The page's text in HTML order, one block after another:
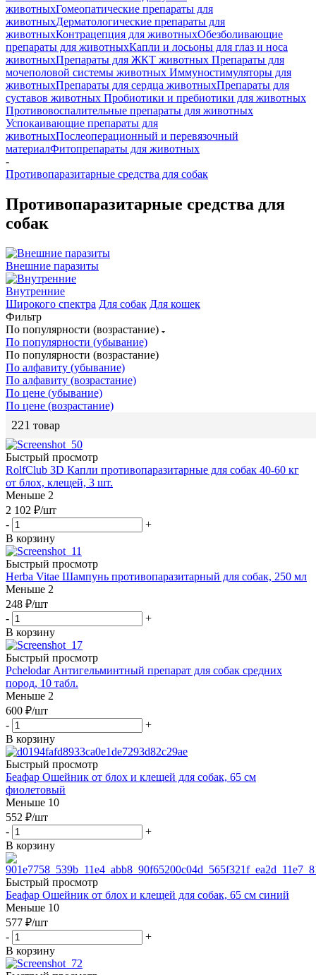
животныхГомеопатические препараты для
животныхДерматологические препараты для
животныхКонтрацепция для животныхОбезболивающие
препараты для животныхКапли и лосьоны для глаз и носа
животныхПрепараты для ЖКТ животных Препараты для
мочеполовой системы животных Иммуностимуляторы для
животныхПрепараты для сердца животныхПрепараты для
суставов животных Пробиотики и пребиотики для животных
Противовоспалительные препараты для животных
Успокаивающие препараты для
животныхПослеоперационный и перевязочный
материалФитопрепараты для животных
-
Противопаразитарные средства для собак
Противопаразитарные средства для
собак
Внешние паразиты
Внутренние
Широкого спектра Для собак Для кошек
Фильтр
По популярности (возрастание)
По популярности (убывание)
По популярности (возрастание)
По алфавиту (убывание)
По алфавиту (возрастание)
По цене (убывание)
По цене (возрастание)
221 товар
Быстрый просмотр
RolfClub 3D Капли противопаразитарные для собак 40-60 кг
от блох, клещей, 3 шт.
Меньше 2
2 102 ₽/шт
-
+
В корзину
Быстрый просмотр
Herba Vitae Шампунь противопаразитарный для собак, 250 мл
Меньше 2
248 ₽/шт
-
+
В корзину
Быстрый просмотр
Pchelodar Антигельминтный препарат для собак средних
пород, 10 табл.
Меньше 2
600 ₽/шт
-
+
В корзину
Быстрый просмотр
Беафар Ошейник от блох и клещей для собак, 65 см
фиолетовый
Меньше 10
552 ₽/шт
-
+
В корзину
Быстрый просмотр
Беафар Ошейник от блох и клещей для собак, 65 см синий
Меньше 10
577 ₽/шт
-
+
В корзину